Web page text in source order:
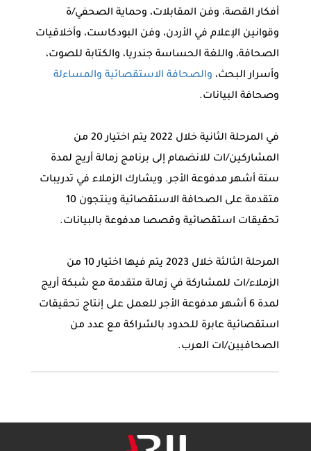
أفكار القصة، وفن المقابلات، وحماية الصحفي/ة
وقوانين الإعلام في الأردن، وفن البودكاست، وأخلاقيات
الصحافة، واللغة الحساسة جندريا، والكتابة للصوت،
وأسرار البحث، والصحافة الاستقصائية والمساءلة
وصحافة البيانات.
في المرحلة الثانية خلال 2022 يتم اختيار 20 من
المشاركين/ات للانضمام إلى برنامج زمالة أريج لمدة
ستة أشهر مدفوعة الأجر. ويشارك الزملاء في تدريبات
متقدمة على الصحافة الاستقصائية وينتجون 10
تحقيقات استقصائية وقصصا مدفوعة بالبيانات.
المرحلة الثالثة خلال 2023 يتم فيها اختيار 10 من
الزملاء/ات للمشاركة في زمالة متقدمة مع شبكة أريج
لمدة 6 أشهر مدفوعة الأجر للعمل على إنتاج تحقيقات
استقصائية عابرة للحدود بالشراكة مع عدد من
الصحافيين/ات العرب.